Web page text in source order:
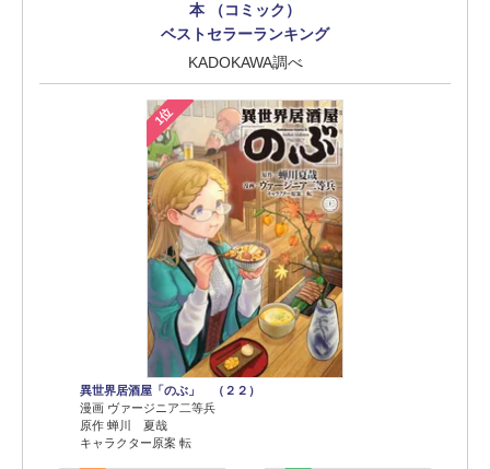
本 （コミック）
ベストセラーランキング
KADOKAWA調べ
1位
異世界居酒屋「のぶ」 （２２）
漫画 ヴァージニア二等兵
原作 蝉川 夏哉
キャラクター原案 転